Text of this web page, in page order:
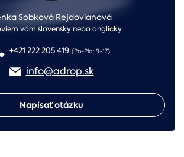
Sobková Rejdovianová
vám slovensky nebo anglicky
+421 222 205 419 (Po-Pia: 9-17)
info@adrop.sk
Napísať otázku